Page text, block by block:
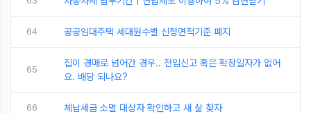
64 공공임대주택 세대원수별 신청면적기준 폐지
65
집이 경매로 넘어간 경우.. 전입신고 혹은 확정일자가 없어
요. 배당 되나요?
66 체납세금 소멸 대상자 확인하고 새 삶 찾자